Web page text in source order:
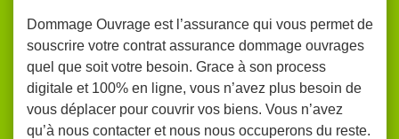
Dommage Ouvrage est l’assurance qui vous permet de
souscrire votre contrat assurance dommage ouvrages
quel que soit votre besoin. Grace à son process
digitale et 100% en ligne, vous n’avez plus besoin de
vous déplacer pour couvrir vos biens. Vous n’avez
qu’à nous contacter et nous nous occuperons du reste.